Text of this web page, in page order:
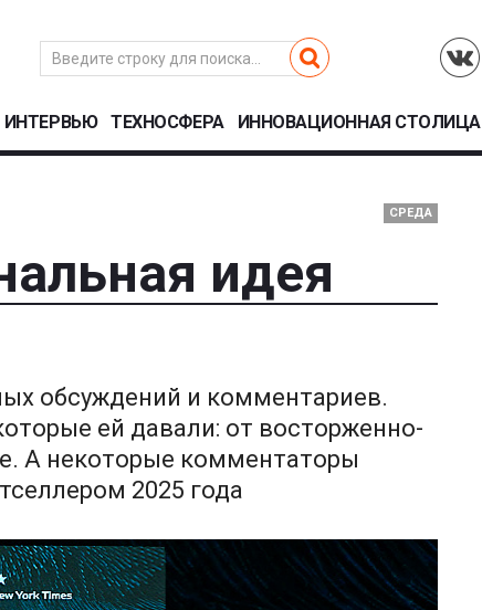
ИНТЕРВЬЮ ТЕХНОСФЕРА ИННОВАЦИОННАЯ СТОЛИЦА
СРЕДА
идея
обсуждений и комментариев.
ей давали: от восторженно-
А некоторые комментаторы
2025 года